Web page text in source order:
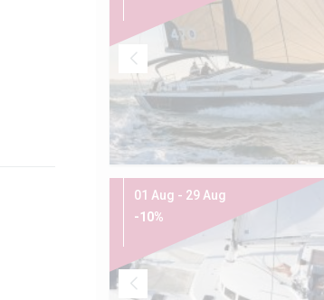
01 Aug - 29 Aug
-10%